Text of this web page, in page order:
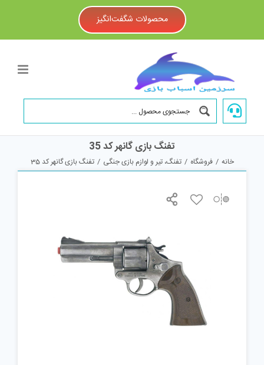
محصولات شگفت‌انگیز
تفنگ بازی گانهر کد 35
خانه / فروشگاه / تفنگ، تیر و لوازم بازی جنگی / تفنگ بازی گانهر کد 35